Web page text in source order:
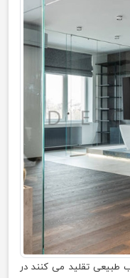
طبیعی تقلید می کنند در